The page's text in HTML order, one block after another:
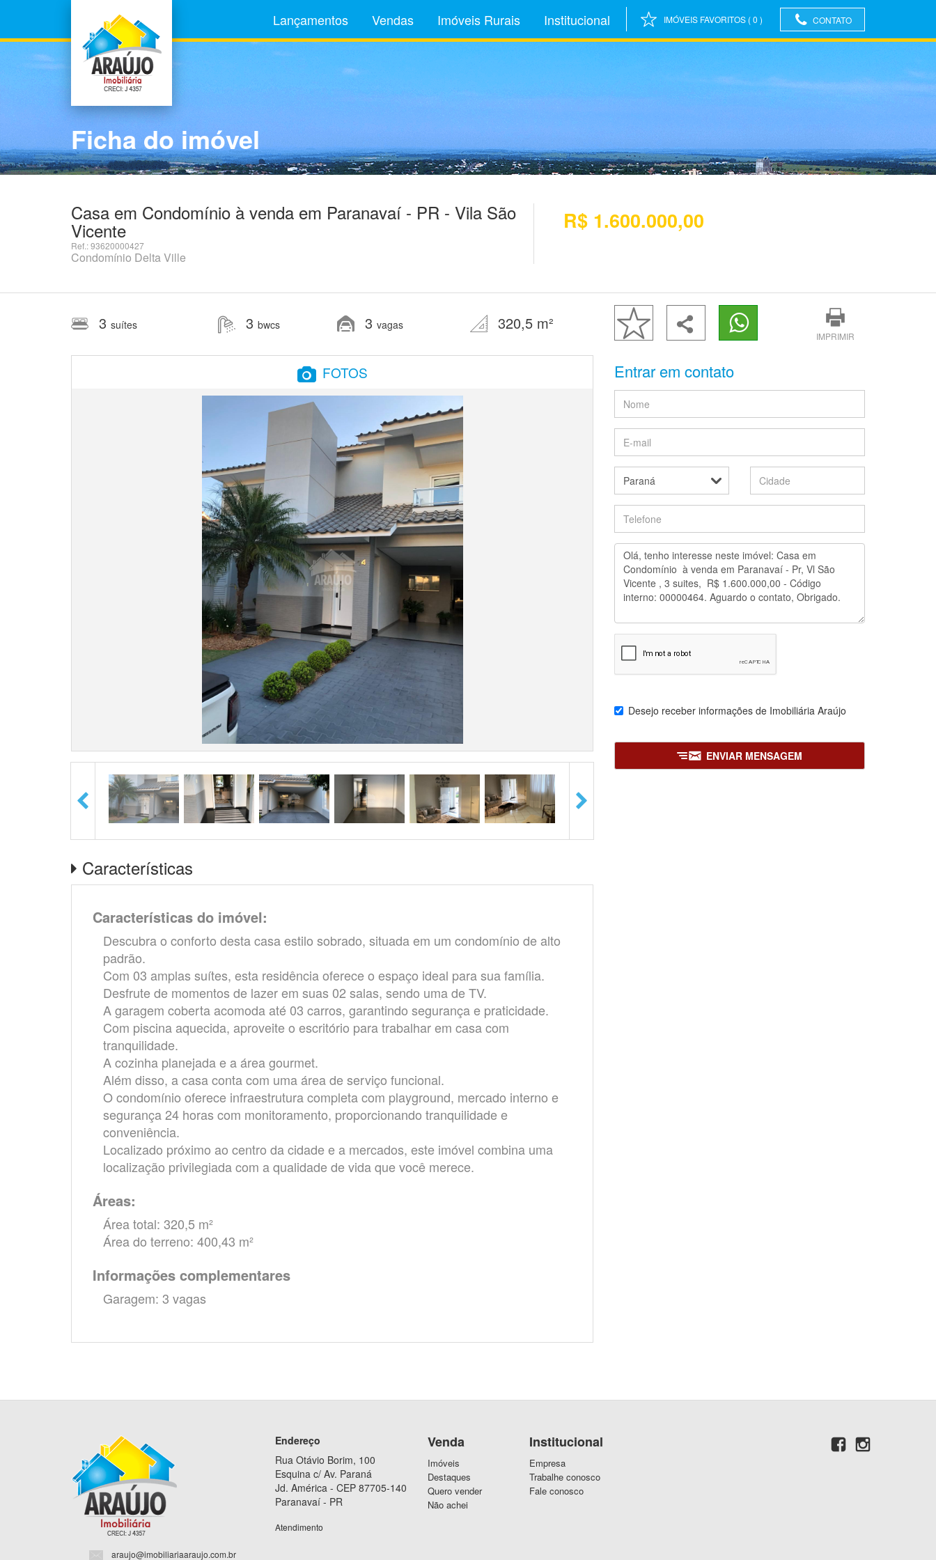
Lançamentos Vendas Imóveis Rurais Institucional IMÓVEIS FAVORITOS (0 ) CONTATO
Ficha do imóvel
Casa em Condomínio à venda em Paranavaí - PR - Vila São
Vicente
Ref.: 93620000427
Condomínio Delta Ville
R$ 1.600.000,00
3 suítes 3 bwcs 3 vagas 320,5 m²
FOTOS
IMPRIMIR
Entrar em contato
Desejo receber informações de Imobiliária Araújo
ENVIAR MENSAGEM
Características
Características do imóvel:
Descubra o conforto desta casa estilo sobrado, situada em um condomínio de alto
padrão.
Com 03 amplas suítes, esta residência oferece o espaço ideal para sua família.
Desfrute de momentos de lazer em suas 02 salas, sendo uma de TV.
A garagem coberta acomoda até 03 carros, garantindo segurança e praticidade.
Com piscina aquecida, aproveite o escritório para trabalhar em casa com
tranquilidade.
A cozinha planejada e a área gourmet.
Além disso, a casa conta com uma área de serviço funcional.
O condomínio oferece infraestrutura completa com playground, mercado interno e
segurança 24 horas com monitoramento, proporcionando tranquilidade e
conveniência.
Localizado próximo ao centro da cidade e a mercados, este imóvel combina uma
localização privilegiada com a qualidade de vida que você merece.
Áreas:
Área total: 320,5 m²
Área do terreno: 400,43 m²
Informações complementares
Garagem: 3 vagas
araujo@imobiliariaaraujo.com.br
Endereço
Rua Otávio Borim, 100
Esquina c/ Av. Paraná
Jd. América - CEP 87705-140
Paranavaí - PR
Atendimento
Venda
Imóveis
Destaques
Quero vender
Não achei
Institucional
Empresa
Trabalhe conosco
Fale conosco